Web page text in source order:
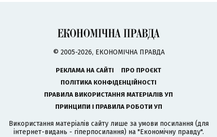
© 2005-2026, ЕКОНОМІЧНА ПРАВДА
РЕКЛАМА НА САЙТІ
ПРО ПРОЄКТ
ПОЛІТИКА КОНФІДЕНЦІЙНОСТІ
ПРАВИЛА ВИКОРИСТАННЯ МАТЕРІАЛІВ УП
ПРИНЦИПИ І ПРАВИЛА РОБОТИ УП
Використання матеріалів сайту лише за умови посилання (для
інтернет-видань - гіперпосилання) на "Економічну правду".